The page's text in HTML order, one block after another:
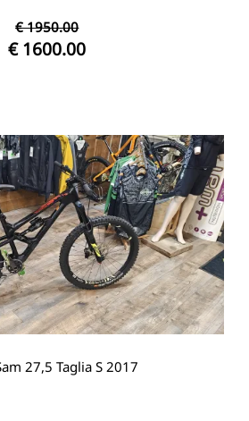
€ 1950.00
€ 1600.00
27,5 Taglia S 2017